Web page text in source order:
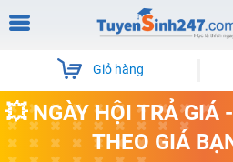
Giỏ hàng
💥 NGÀY HỘI TRẢ GIÁ
THEO GIÁ